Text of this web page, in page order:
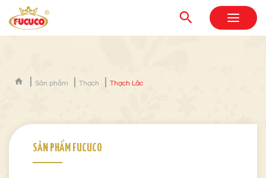
Sản phẩm Thạch Thạch Lắc
SẢN PHẨM FUCUCO